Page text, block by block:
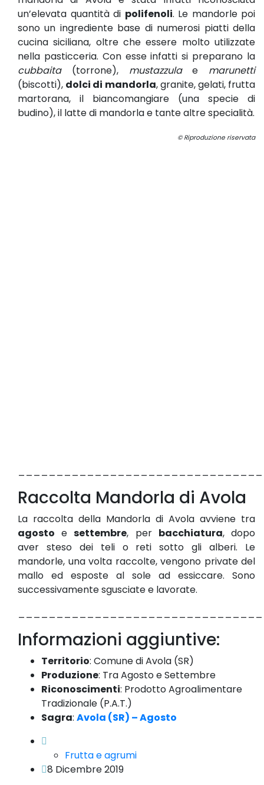
un’elevata quantità di polifenoli. Le mandorle poi
sono un ingrediente base di numerosi piatti della
cucina siciliana, oltre che essere molto utilizzate
nella pasticceria. Con esse infatti si preparano la
cubbaita(torrone), mustazzulae marunetti
(biscotti), dolci di mandorla, granite, gelati, frutta
martorana, il biancomangiare (una specie di
budino), il latte di mandorla e tante altre specialità.
© Riproduzione riservata
Raccolta Mandorla di Avola
La raccolta della Mandorla di Avola avviene tra
agosto esettembre, per bacchiatura, dopo
aver steso dei teli o reti sotto gli alberi. Le
mandorle, una volta raccolte, vengono private del
mallo ed esposte al sole ad essiccare. Sono
successivamente sgusciate e lavorate.
Informazioni aggiuntive:
Territorio: Comune di Avola (SR)
Produzione: Tra Agosto e Settembre
Riconoscimenti: Prodotto Agroalimentare
Tradizionale (P.A.T.)
Sagra: Avola (SR) – Agosto
Frutta e agrumi
8 Dicembre 2019